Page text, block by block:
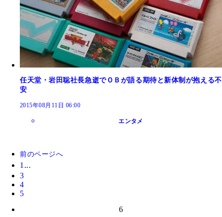
任天堂・岩田聡社長急逝でＯＢが語る期待と新体制が抱える不
安
2015年08月11日 06:00
エンタメ
前のページへ
1 ...
3
4
5
6